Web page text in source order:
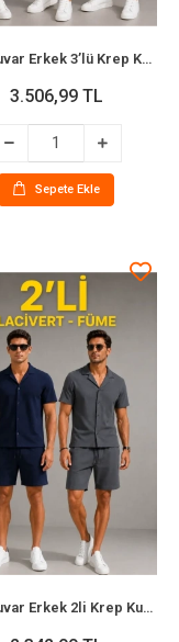
Bidebuvar Erkek 3’lü Krep Kumaş Cepli Gömlek Şort Takım Kısa Kollu Bağcıklı - Siyah , Beyaz , Bej
3.506,99 TL
Sepete Ekle
Bidebuvar Erkek 2li Krep Kumaş Cepli Gömlek Şort Takım Kısa Kollu Bağcıklı - Lacivert - Füme